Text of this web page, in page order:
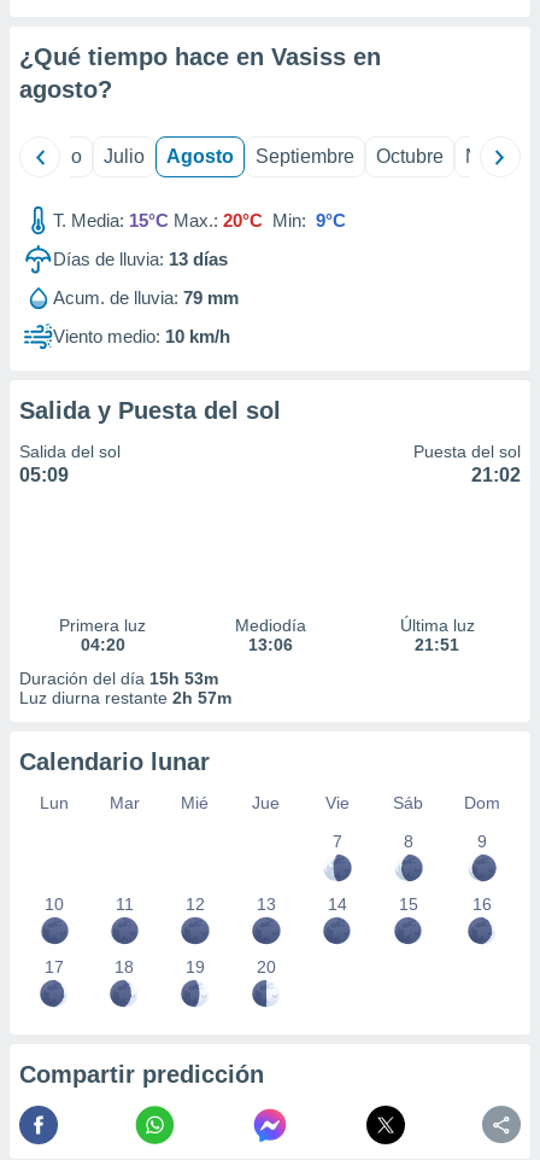
e
de
¿Qué tiempo hace en Vasiss en
agosto?
Junio Julio Agosto Septiembre Octubre
T. Media: 15°C Max.: 20°C Min: 9°C
Días de lluvia: 13 días
Acum. de lluvia: 79 mm
Viento medio: 10 km/h
Salida y Puesta del sol
Salida del sol
05:09
Puesta del sol
21:02
Primera luz
04:20
Mediodía
13:06
Última luz
21:51
Duración del día 15h 53m
Luz diurna restante 2h 57m
Calendario lunar
Lun Mar Mié Jue Vie Sáb
Dom
7
8 9
10 11 12 13 14 15 16
17 18 19 20
Compartir predicción